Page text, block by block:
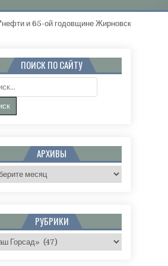
ой годовщине Жирновского
АРТИСТОВ» ИЗ РУДНИ ПРОШЁЛ НА «УРА!»
ПОИСК ПО САЙТУ
АРХИВЫ
РУБРИКИ